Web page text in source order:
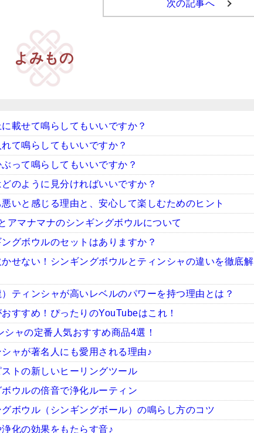
次の記事へ
よみもの
載せて鳴らしてもいいですか？
て鳴らしてもいいですか？
って鳴らしてもいいですか？
のように見分ければいいですか？
いと感じる理由と、安心して楽しむためのヒント
アマナマナのシンギングボウルについて
グボウルのセットはありますか？
かせない！シンギングボウルとティンシャの違いを徹底解
ティンシャが高いレベルのパワーを持つ理由とは？
すすめ！ぴったりのYouTubeはこれ！
シャの定番人気おすすめ商品4選！
ャが著名人にも愛用される理由♪
トの新しいヒーリングツール
ウルの倍音で浄化ルーティン
グボウル（シンギングボール）の鳴らし方のコツ
化の効果をもたらす音♪